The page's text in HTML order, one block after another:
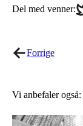
Del med venner:
Forrige
Vi anbefaler også: